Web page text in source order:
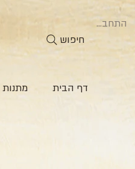
התחברות
חיפוש
דף הבית מתנות